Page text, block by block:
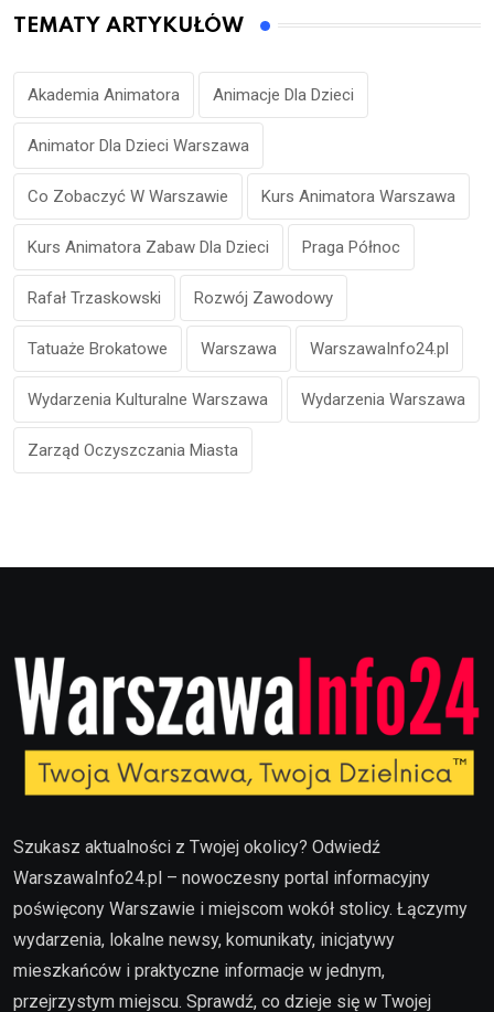
TEMATY ARTYKUŁÓW
Akademia Animatora Animacje Dla Dzieci
Animator Dla Dzieci Warszawa
Co Zobaczyć W Warszawie Kurs Animatora Warszawa
Kurs Animatora Zabaw Dla Dzieci Praga Północ
Rafał Trzaskowski Rozwój Zawodowy
Tatuaże Brokatowe Warszawa WarszawaInfo24.pl
Wydarzenia Kulturalne Warszawa Wydarzenia Warszawa
Zarząd Oczyszczania Miasta
Szukasz aktualności z Twojej okolicy? Odwiedź
WarszawaInfo24.pl – nowoczesny portal informacyjny
poświęcony Warszawie i miejscom wokół stolicy. Łączymy
wydarzenia, lokalne newsy, komunikaty, inicjatywy
mieszkańców i praktyczne informacje w jednym,
przejrzystym miejscu. Sprawdź, co dzieje się w Twojej